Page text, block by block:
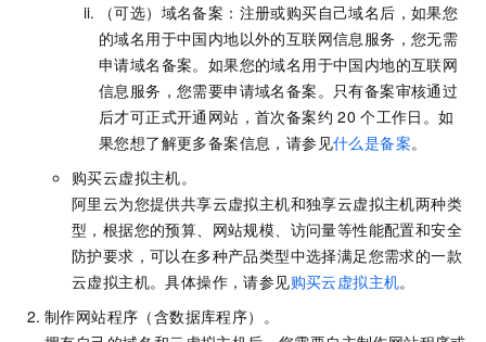
（可选）域名备案：注册或购买自己域名后，如果您
的域名用于中国内地以外的互联网信息服务，您无需
申请域名备案。如果您的域名用于中国内地的互联网
信息服务，您需要申请域名备案。只有备案审核通过
后才可正式开通网站，首次备案约 20 个工作日。如
果您想了解更多备案信息，请参见什么是备案。
购买云虚拟主机。
阿里云为您提供共享云虚拟主机和独享云虚拟主机两种类
型，根据您的预算、网站规模、访问量等性能配置和安全
防护要求，可以在多种产品类型中选择满足您需求的一款
云虚拟主机。具体操作，请参见购买云虚拟主机。
制作网站程序（含数据库程序）。